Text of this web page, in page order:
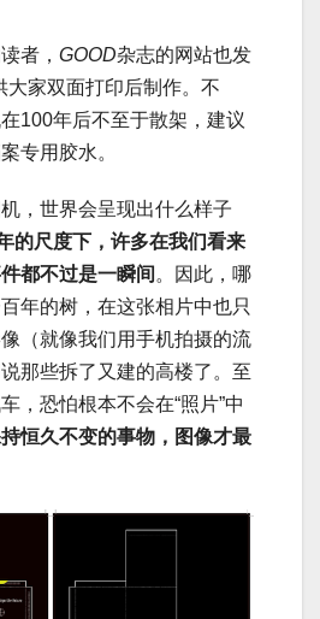
者， GOOD杂志的网站也发
大家双面打印后制作。不
100年后不至于散架，建议
专用胶水。
，世界会呈现出什么样子
的尺度下，许多在我们看来
都不过是一瞬间 。因此，哪
年的树，在这张相片中也只
（就像我们用手机拍摄的流
那些拆了又建的高楼了。至
，恐怕根本不会在“照片”中
恒久不变的事物，图像才最